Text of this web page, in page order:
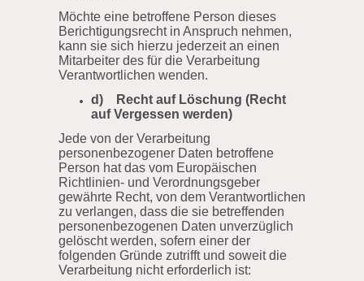
Möchte eine betroffene Person dieses
Berichtigungsrecht in Anspruch nehmen,
kann sie sich hierzu jederzeit an einen
Mitarbeiter des für die Verarbeitung
Verantwortlichen wenden.
d) Recht auf Löschung (Recht
auf Vergessen werden)
Jede von der Verarbeitung
personenbezogener Daten betroffene
Person hat das vom Europäischen
Richtlinien- und Verordnungsgeber
gewährte Recht, von dem Verantwortlichen
zu verlangen, dass die sie betreffenden
personenbezogenen Daten unverzüglich
gelöscht werden, sofern einer der
folgenden Gründe zutrifft und soweit die
Verarbeitung nicht erforderlich ist: